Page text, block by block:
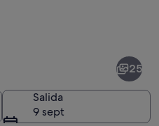
25
Salida
9 sept